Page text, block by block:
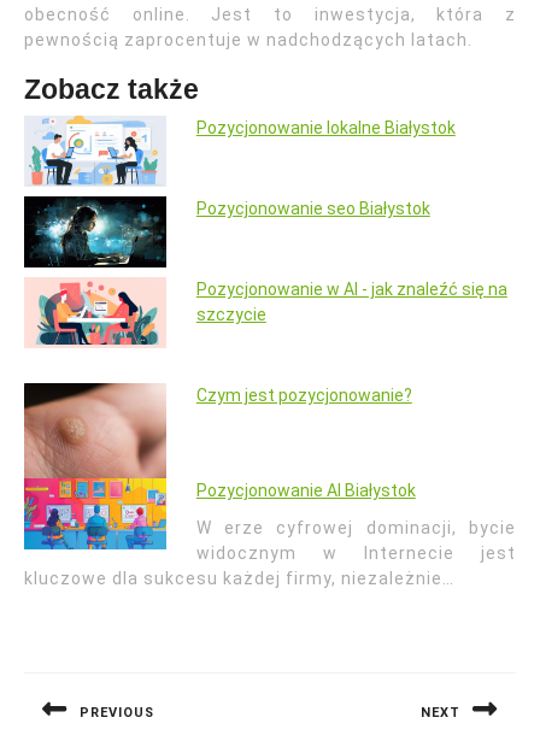
obecność online. Jest to inwestycja, która z
pewnością zaprocentuje w nadchodzących latach.
Zobacz także
Pozycjonowanie lokalne Białystok
Pozycjonowanie seo Białystok
Pozycjonowanie w AI - jak znaleźć się na
szczycie
Czym jest pozycjonowanie?
Pozycjonowanie AI Białystok
W erze cyfrowej dominacji, bycie
widocznym w Internecie jest
kluczowe dla sukcesu każdej firmy, niezależnie…
PREVIOUS NEXT